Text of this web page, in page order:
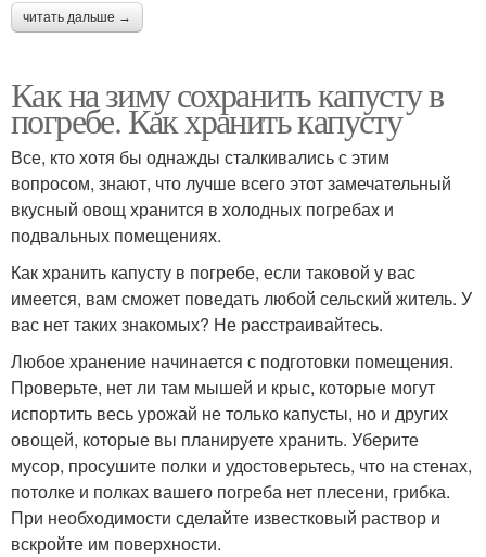
читать дальше →
Как на зиму сохранить капусту в
погребе. Как хранить капусту
Все, кто хотя бы однажды сталкивались с этим
вопросом, знают, что лучше всего этот замечательный
вкусный овощ хранится в холодных погребах и
подвальных помещениях.
Как хранить капусту в погребе, если таковой у вас
имеется, вам сможет поведать любой сельский житель. У
вас нет таких знакомых? Не расстраивайтесь.
Любое хранение начинается с подготовки помещения.
Проверьте, нет ли там мышей и крыс, которые могут
испортить весь урожай не только капусты, но и других
овощей, которые вы планируете хранить. Уберите
мусор, просушите полки и удостоверьтесь, что на стенах,
потолке и полках вашего погреба нет плесени, грибка.
При необходимости сделайте известковый раствор и
вскройте им поверхности.